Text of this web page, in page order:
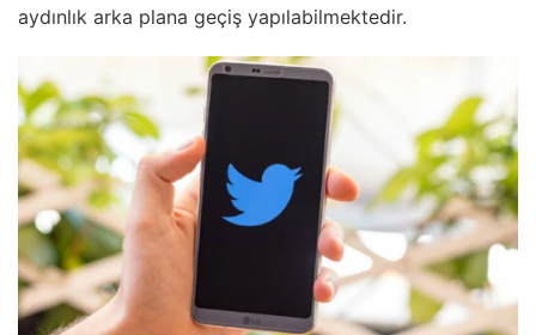
aydınlık arka plana geçiş yapılabilmektedir.